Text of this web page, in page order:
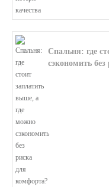
Спальня: где
сэкономить